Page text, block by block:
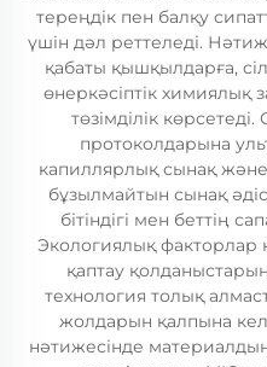
тереңдік пен балқу
үшін дәл реттеледі.
қабаты қышқылдарға,
өнеркәсіптік химиялық
төзімділік
протоколдарына
капиллярлық сынақ
бұзылмайтын сынақ
бітіндігі мен беттің
Экологиялық факторлар
қаптау
технология толық
жолдарын қалпына
нәтижесінде